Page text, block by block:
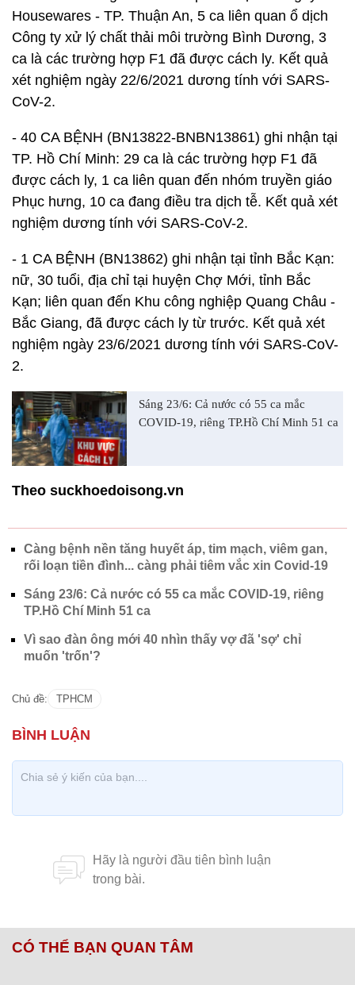
Housewares - TP. Thuận An, 5 ca liên quan ổ dịch
Công ty xử lý chất thải môi trường Bình Dương, 3
ca là các trường hợp F1 đã được cách ly. Kết quả
xét nghiệm ngày 22/6/2021 dương tính với SARS-
CoV-2.
- 40 CA BỆNH (BN13822-BNBN13861) ghi nhận tại
TP. Hồ Chí Minh: 29 ca là các trường hợp F1 đã
được cách ly, 1 ca liên quan đến nhóm truyền giáo
Phục hưng, 10 ca đang điều tra dịch tễ. Kết quả xét
nghiệm dương tính với SARS-CoV-2.
- 1 CA BỆNH (BN13862) ghi nhận tại tỉnh Bắc Kạn:
nữ, 30 tuổi, địa chỉ tại huyện Chợ Mới, tỉnh Bắc
Kạn; liên quan đến Khu công nghiệp Quang Châu -
Bắc Giang, đã được cách ly từ trước. Kết quả xét
nghiệm ngày 23/6/2021 dương tính với SARS-CoV-
2.
Sáng 23/6: Cả nước có 55 ca mắc
COVID-19, riêng TP.Hồ Chí Minh 51 ca
Theo suckhoedoisong.vn
Càng bệnh nền tăng huyết áp, tim mạch, viêm gan,
rối loạn tiền đình... càng phải tiêm vắc xin Covid-19
Sáng 23/6: Cả nước có 55 ca mắc COVID-19, riêng
TP.Hồ Chí Minh 51 ca
Vì sao đàn ông mới 40 nhìn thấy vợ đã 'sợ' chỉ
muốn 'trốn'?
Chủ đề: TPHCM
CÓ THỂ BẠN QUAN TÂM